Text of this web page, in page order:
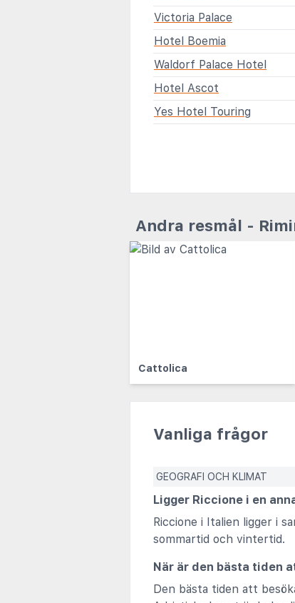
Victoria Palace
Hotel Boemia
Waldorf Palace Hotel
Hotel Ascot
Yes Hotel Touring
Andra resmål -
Cattolica
Vanliga frågor
GEOGRAFI OCH KLIMAT
Ligger Riccione i en
Riccione i Italien ligger i
sommartid och vintertid.
När är den bästa tiden
Den bästa tiden att